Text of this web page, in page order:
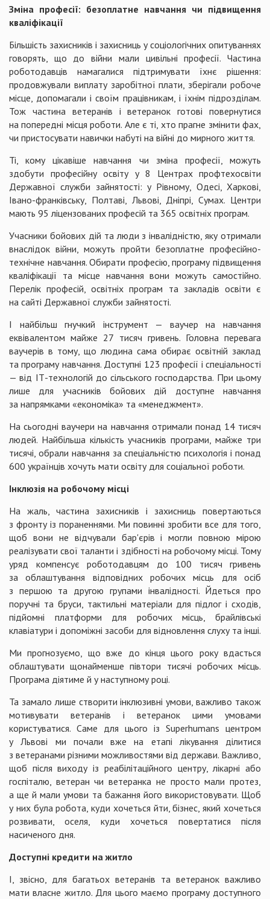
Зміна професії: безоплатне навчання чи підвищення
кваліфікації
Більшість захисників і захисниць у соціологічних опитуваннях
говорять, що до війни мали цивільні професії. Частина
роботодавців намагалися підтримувати їхнє рішення:
продовжували виплату заробітної плати, зберігали робоче
місце, допомагали і своїм працівникам, і їхнім підрозділам.
Тож частина ветеранів і ветеранок готові повернутися
на попередні місця роботи. Але є ті, хто прагне змінити фах,
чи пристосувати навички набуті на війні до мирного життя.
Ті, кому цікавіше навчання чи зміна професії, можуть
здобути професійну освіту у 8 Центрах профтехосвіти
Державної служби зайнятості: у Рівному, Одесі, Харкові,
Івано-франківську, Полтаві, Львові, Дніпрі, Сумах. Центри
мають 95 ліцензованих професій та 365 освітніх програм.
Учасники бойових дій та люди з інвалідністю, яку отримали
внаслідок війни, можуть пройти безоплатне професійно-
технічне навчання. Обирати професію, програму підвищення
кваліфікації та місце навчання вони можуть самостійно.
Перелік професій, освітніх програм та закладів освіти є
на сайті Державної служби зайнятості.
І найбільш гнучкий інструмент — ваучер на навчання
еквівалентом майже 27 тисяч гривень. Головна перевага
ваучерів в тому, що людина сама обирає освітній заклад
та програму навчання. Доступні 123 професії і спеціальності
— від ІТ-технологій до сільського господарства. При цьому
лише для учасників бойових дій доступне навчання
за напрямками «економіка» та «менеджмент».
На сьогодні ваучери на навчання отримали понад 14 тисяч
людей. Найбільша кількість учасників програми, майже три
тисячі, обрали навчання за спеціальністю психологія і понад
600 українців хочуть мати освіту для соціальної роботи.
Інклюзія на робочому місці
На жаль, частина захисників і захисниць повертаються
з фронту із пораненнями. Ми повинні зробити все для того,
щоб вони не відчували бар'єрів і могли повною мірою
реалізувати свої таланти і здібності на робочому місці. Тому
уряд компенсує роботодавцям до 100 тисяч гривень
за облаштування відповідних робочих місць для осіб
з першою та другою групами інвалідності. Йдеться про
поручні та бруси, тактильні матеріали для підлог і сходів,
підйомні платформи для робочих місць, брайлівські
клавіатури і допоміжні засоби для відновлення слуху та інші.
Ми прогнозуємо, що вже до кінця цього року вдасться
облаштувати щонайменше півтори тисячі робочих місць.
Програма діятиме й у наступному році.
Та замало лише створити інклюзивні умови, важливо також
мотивувати ветеранів і ветеранок цими умовами
користуватися. Саме для цього із Superhumans центром
у Львові ми почали вже на етапі лікування ділитися
з ветеранами різними можливостями від держави. Важливо,
щоб після виходу із реабілітаційного центру, лікарні або
госпіталю, ветеран чи ветеранка не просто мали протез,
а ще й мали умови та бажання його використовувати. Щоб
у них була робота, куди хочеться йти, бізнес, який хочеться
розвивати, оселя, куди хочеться повертатися після
насиченого дня.
Доступні кредити на житло
І, звісно, для багатьох ветеранів та ветеранок важливо
мати власне житло. Для цього маємо програму доступного